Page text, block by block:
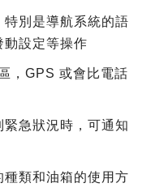
特別是導航系統的語
動設定等操作
，GPS 或會比電話
緊急狀況時，可通知
種類和油箱的使用方